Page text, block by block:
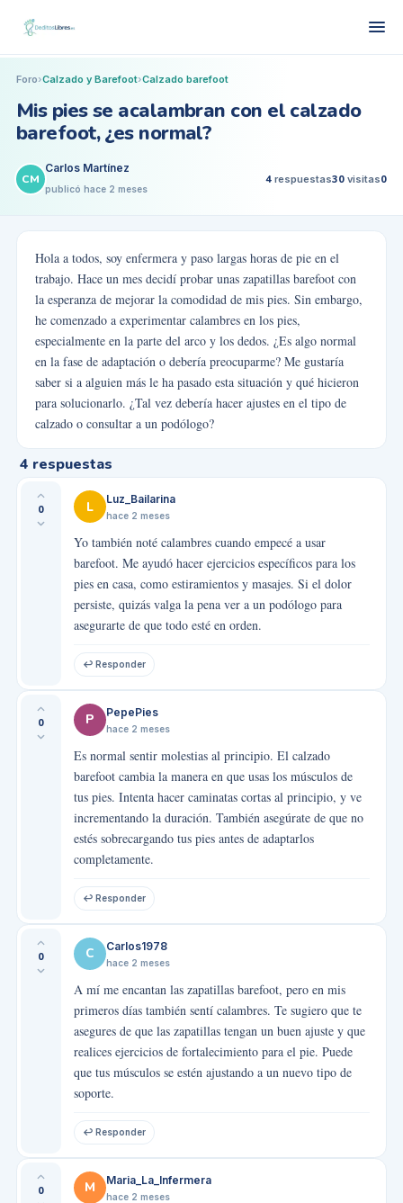
Foro›Calzado y Barefoot›Calzado barefoot
Mis pies se acalambran con el calzado
barefoot, ¿es normal?
CM
Carlos Martínez
publicó hace 2 meses
4 respuestas30 visitas0
Hola a todos, soy enfermera y paso largas horas de pie en el
trabajo. Hace un mes decidí probar unas zapatillas barefoot con
la esperanza de mejorar la comodidad de mis pies. Sin embargo,
he comenzado a experimentar calambres en los pies,
especialmente en la parte del arco y los dedos. ¿Es algo normal
en la fase de adaptación o debería preocuparme? Me gustaría
saber si a alguien más le ha pasado esta situación y qué hicieron
para solucionarlo. ¿Tal vez debería hacer ajustes en el tipo de
calzado o consultar a un podólogo?
4 respuestas
0 L Luz_Bailarina
hace 2 meses
Yo también noté calambres cuando empecé a usar
barefoot. Me ayudó hacer ejercicios específicos para los
pies en casa, como estiramientos y masajes. Si el dolor
persiste, quizás valga la pena ver a un podólogo para
asegurarte de que todo esté en orden.
↩ Responder
0 P PepePies
hace 2 meses
Es normal sentir molestias al principio. El calzado
barefoot cambia la manera en que usas los músculos de
tus pies. Intenta hacer caminatas cortas al principio, y ve
incrementando la duración. También asegúrate de que no
estés sobrecargando tus pies antes de adaptarlos
completamente.
↩ Responder
0 C Carlos1978
hace 2 meses
A mí me encantan las zapatillas barefoot, pero en mis
primeros días también sentí calambres. Te sugiero que te
asegures de que las zapatillas tengan un buen ajuste y que
realices ejercicios de fortalecimiento para el pie. Puede
que tus músculos se estén ajustando a un nuevo tipo de
soporte.
↩ Responder
0 M Maria_La_Infermera
hace 2 meses